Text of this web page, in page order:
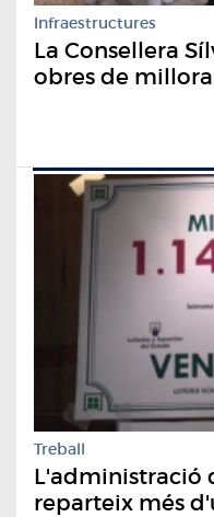
Infraestructures
La Consellera
obres de millora
Treball
L'administració
reparteix més